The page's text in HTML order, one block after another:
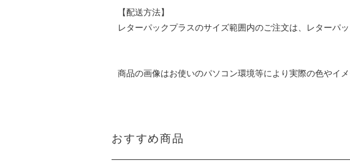
【配送方法】
レターパックプラスのサイズ範囲内のご注文は、レターパ
商品の画像はお使いのパソコン環境等により実際の色やイ
おすすめ商品